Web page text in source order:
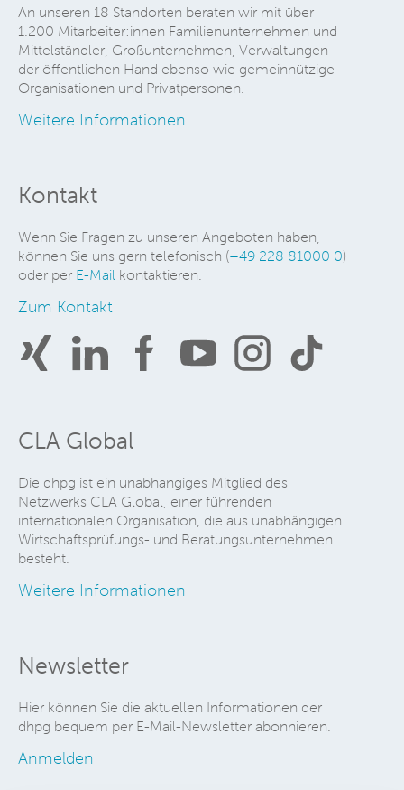
An unseren 18 Standorten beraten wir mit über
1.200 Mitarbeiter:innen Familienunternehmen und
Mittelständler, Großunternehmen, Verwaltungen
der öffentlichen Hand ebenso wie gemeinnützige
Organisationen und Privatpersonen.
Weitere Informationen
Kontakt
Wenn Sie Fragen zu unseren Angeboten haben,
können Sie uns gern telefonisch (+49 228 81000 0)
oder per E-Mail kontaktieren.
Zum Kontakt
CLA Global
Die dhpg ist ein unabhängiges Mitglied des
Netzwerks CLA Global, einer führenden
internationalen Organisation, die aus unabhängigen
Wirtschaftsprüfungs- und Beratungsunternehmen
besteht.
Weitere Informationen
Newsletter
Hier können Sie die aktuellen Informationen der
dhpg bequem per E-Mail-Newsletter abonnieren.
Anmelden